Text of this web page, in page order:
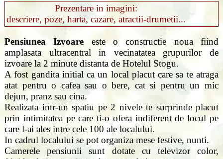
Prezentare in imagini:
descriere, poze, harta, cazare, atractii-drumetii...
Pensiunea Izvoare este o constructie noua fiind
amplasata ultracentral in vecinatatea grupurilor de
izvoare la 2 minute distanta de Hotelul Stogu.
A fost gandita initial ca un local placut care sa te atraga
atat pentru o cafea sau o bere, cat si pentru un mic
dejun, pranz sau cina.
Realizata intr-un spatiu pe 2 nivele te surprinde placut
prin intimitatea pe care ti-o ofera indiferent de locul pe
care l-ai ales intre cele 100 ale localului.
In cadrul localului se pot organiza mese festive, nunti.
Camerele pensiunii sunt dotate cu televizor color,